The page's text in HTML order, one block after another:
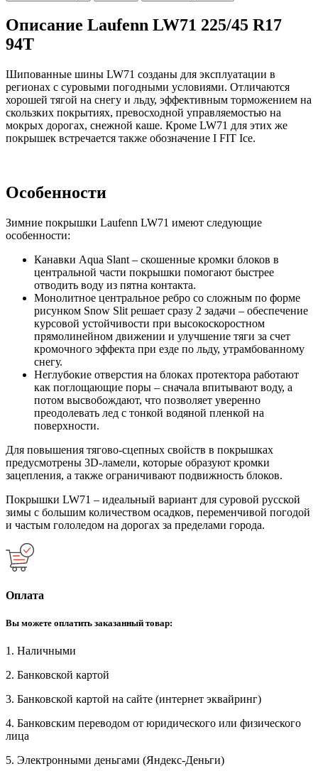
Описание Laufenn LW71 225/45 R17
94T
Шипованные шины LW71 созданы для эксплуатации в
регионах с суровыми погодными условиями. Отличаются
хорошей тягой на снегу и льду, эффективным торможением на
скользких покрытиях, превосходной управляемостью на
мокрых дорогах, снежной каше. Кроме LW71 для этих же
покрышек встречается также обозначение I FIT Ice.
Особенности
Зимние покрышки Laufenn LW71 имеют следующие
особенности:
Канавки Aqua Slant – скошенные кромки блоков в
центральной части покрышки помогают быстрее
отводить воду из пятна контакта.
Монолитное центральное ребро со сложным по форме
рисунком Snow Slit решает сразу 2 задачи – обеспечение
курсовой устойчивости при высокоскоростном
прямолинейном движении и улучшение тяги за счет
кромочного эффекта при езде по льду, утрамбованному
снегу.
Неглубокие отверстия на блоках протектора работают
как поглощающие поры – сначала впитывают воду, а
потом высвобождают, что позволяет уверенно
преодолевать лед с тонкой водяной пленкой на
поверхности.
Для повышения тягово-сцепных свойств в покрышках
предусмотрены 3D-ламели, которые образуют кромки
зацепления, а также ограничивают подвижность блоков.
Покрышки LW71 – идеальный вариант для суровой русской
зимы с большим количеством осадков, переменчивой погодой
и частым гололедом на дорогах за пределами города.
Оплата
Вы можете оплатить заказанный товар:
1. Наличными
2. Банковской картой
3. Банковской картой на сайте (интернет эквайринг)
4. Банковским переводом от юридического или физического
лица
5. Электронными деньгами (Яндекс-Деньги)